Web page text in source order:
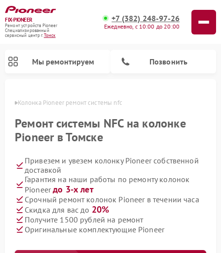
FIX-PIONEER
Ремонт устройств Pioneer
Специализированный
cервисный центр г.Томск
+7 (382) 248-97-26
Ежедневно, с 10:00 до 20:00
Мы ремонтируем Позвонить
Колонка Pioneer ремонт системы nfc
Ремонт системы NFC на колонке
Pioneer в Томске
Привезем и увезем колонку Pioneer собственной
доставкой
Гарантия на наши работы по ремонту колонок
Pioneerдо 3-х лет
Срочный ремонт колонок Pioneer в течении часа
Скидка для вас до 20%
Получите 1500 рублей на ремонт
Оригинальные комплектующие Pioneer